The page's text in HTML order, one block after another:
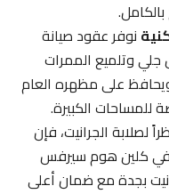
نوفر عقود صيانة
وتلميع الممرات
على مظهره العام
الكبيرة.
الجرانيت، فإن
في كلين هوم سيرفس
بجدة مع ضمان أعلى